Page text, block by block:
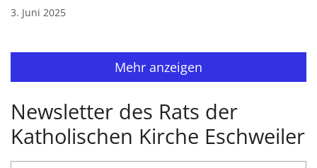
3. Juni 2025
Mehr anzeigen
Newsletter des Rats der
Katholischen Kirche Eschweiler